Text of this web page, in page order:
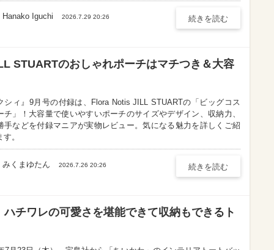
Hanako Iguchi
Hanako Iguchi 2026.7.29 20:26 続きを読む
STUARTのおしゃれポーチはマチつき＆大容
シィ』9月号の付録は、Flora Notis JILL STUARTの「ビッグコス
チ」！大容量で使いやすいポーチのサイズやデザイン、収納力、
手などを付録マニアが実物レビュー。気になる魅力を詳しくご紹
。
みくまゆたん
みくまゆたん 2026.7.26 20:26 続きを読む
チワレの可愛さを堪能できて収納もできるト